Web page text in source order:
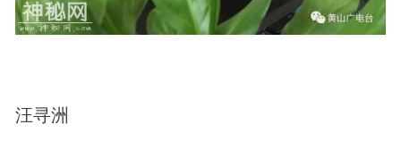
汪寻洲